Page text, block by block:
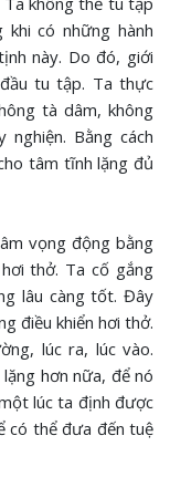
có những hành
này. Do đó, giới
tu tập. Ta thực
tà dâm, không
Bằng cách
tâm tĩnh lặng đủ
vọng động bằng
thở. Ta cố gắng
lâu càng tốt. Đây
điều khiển hơi thở.
lúc ra, lúc vào.
hơn nữa, để nó
lúc ta định được
có thể đưa đến tuệ